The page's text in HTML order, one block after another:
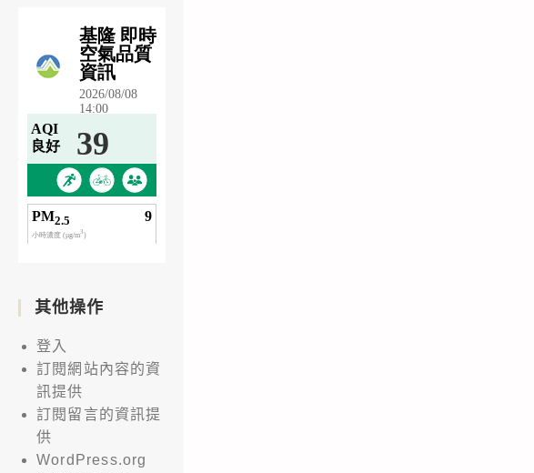
其他操作
登入
訂閱網站內容的資
訊提供
訂閱留言的資訊提
供
WordPress.org